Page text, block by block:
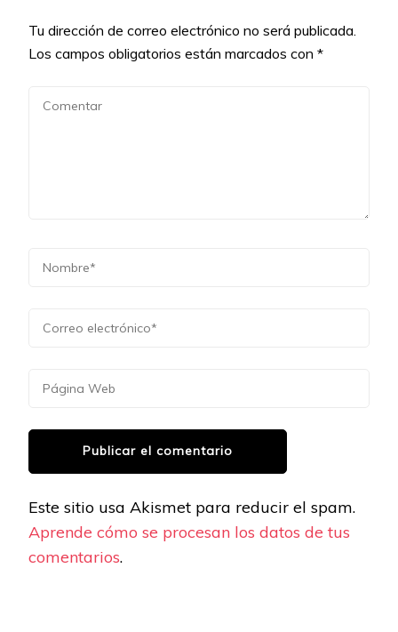
Tu dirección de correo electrónico no será publicada.
Los campos obligatorios están marcados con *
Este sitio usa Akismet para reducir el spam.
Aprende cómo se procesan los datos de tus
comentarios.